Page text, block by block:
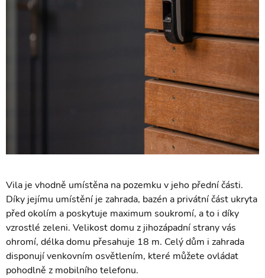
Vila je vhodně umístěna na pozemku v jeho přední části.
Díky jejímu umístění je zahrada, bazén a privátní část ukryta
před okolím a poskytuje maximum soukromí, a to i díky
vzrostlé zeleni. Velikost domu z jihozápadní strany vás
ohromí, délka domu přesahuje 18 m. Celý dům i zahrada
disponují venkovním osvětlením, které můžete ovládat
pohodlně z mobilního telefonu.